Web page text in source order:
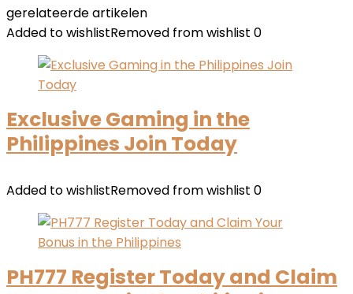
gerelateerde artikelen
Added to wishlistRemoved from wishlist 0
Exclusive Gaming in the
Philippines Join Today
Added to wishlistRemoved from wishlist 0
PH777 Register Today and Claim